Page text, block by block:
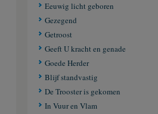
Eeuwig licht geboren
Gezegend
Getroost
Geeft U kracht en genade
Goede Herder
Blijf standvastig
De Trooster is gekomen
In Vuur en Vlam